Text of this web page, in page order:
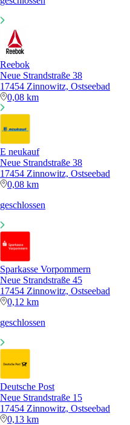
Reebok
Neue Strandstraße 38
17454 Zinnowitz, Ostseebad
0,08 km
E neukauf
Neue Strandstraße 38
17454 Zinnowitz, Ostseebad
0,08 km
geschlossen
Sparkasse Vorpommern
Neue Strandstraße 45
17454 Zinnowitz, Ostseebad
0,12 km
geschlossen
Deutsche Post
Neue Strandstraße 15
17454 Zinnowitz, Ostseebad
0,13 km